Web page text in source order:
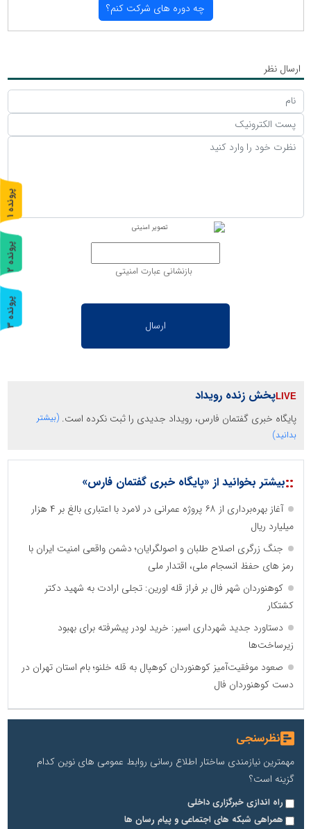
چه دوره های شركت كنم؟
ارسال نظر
بازنشانی عبارت امنیتی
پخش زنده رویداد
پایگاه خبری گفتمان فارس، رویداد جدیدی را ثبت نکرده است. (بیشتر
بدانید)
::بیشتر بخوانید از «پایگاه خبری گفتمان فارس»
آغاز بهره‌برداری از ۶۸ پروژه عمرانی در لامرد با اعتباری بالغ بر ۴ هزار
میلیارد ریال
جنگ زرگری اصلاح طلبان و اصولگرایان؛ دشمن واقعی امنیت ایران با
رمز های حفظ انسجام ملی، اقتدار ملی
کوهنوردان شهر فال بر فراز قله اورین: تجلی ارادت به شهید دکتر
کشتکار
دستاورد جدید شهرداری اسیر: خرید لودر پیشرفته برای بهبود
زیرساخت‌ها
صعود موفقیت‌آمیز کوهنوردان کوهپال به قله خلنو؛ بام استان تهران در
دست کوهنوردان فال
نظرسنجی
مهمترین نیازمندی ساختار اطلاع رسانی روابط عمومی های نوین کدام
گزینه است؟
راه اندازی خبرگزاری داخلی
همراهی شبکه های اجتماعی و پیام رسان ها
پ
ر
و
ن
د
ه
1
پ
ر
و
ن
د
ه
2
پ
ر
و
ن
د
ه
3